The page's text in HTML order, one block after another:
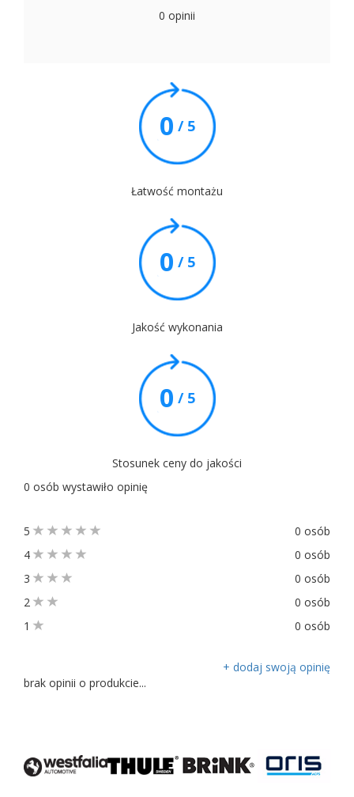
0 opinii
0 / 5
Łatwość montażu
0 / 5
Jakość wykonania
0 / 5
Stosunek ceny do jakości
0 osób wystawiło opinię
5
0 osób
4
0 osób
3
0 osób
2
0 osób
1
0 osób
+ dodaj swoją opinię
brak opinii o produkcie...